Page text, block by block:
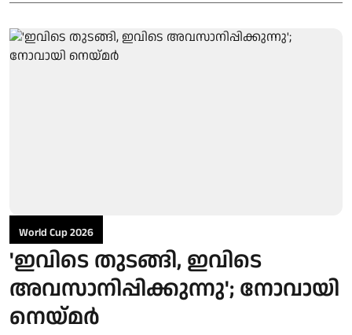
World Cup 2026
'ഇവിടെ തുടങ്ങി, ഇവിടെ
അവസാനിപ്പിക്കുന്നു'; നോവായി
നെയ്മർ